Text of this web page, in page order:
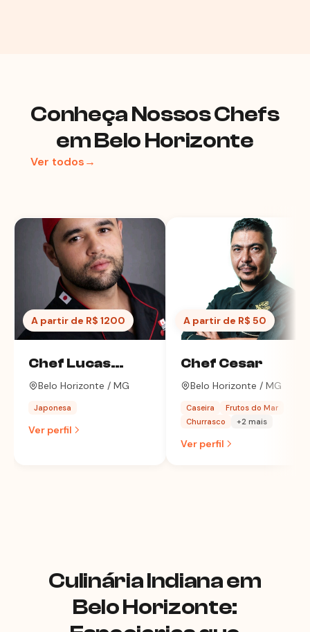
Conheça Nossos Chefs
em Belo Horizonte
Ver todos→
A partir de R$ 1200
Chef Lucas
Machado
Belo Horizonte / MG
Japonesa
Ver perfil
A partir de R$ 50
Chef Cesar
Belo Horizonte / MG
Caseira
Frutos do Mar
Churrasco
+2 mais
Ver perfil
Culinária Indiana em
Belo Horizonte: